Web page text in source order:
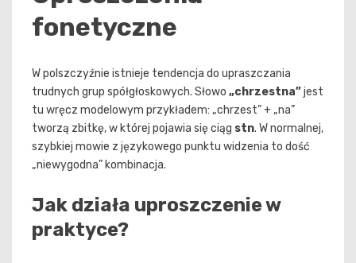
fonetyczne
W polszczyźnie istnieje tendencja do upraszczania
trudnych grup spółgłoskowych. Słowo „chrzestna”jest
tu wręcz modelowym przykładem: „chrzest” + „na”
tworzą zbitkę, w której pojawia się ciąg stn. W normalnej,
szybkiej mowie z językowego punktu widzenia to dość
„niewygodna” kombinacja.
Jak działa uproszczenie w
praktyce?